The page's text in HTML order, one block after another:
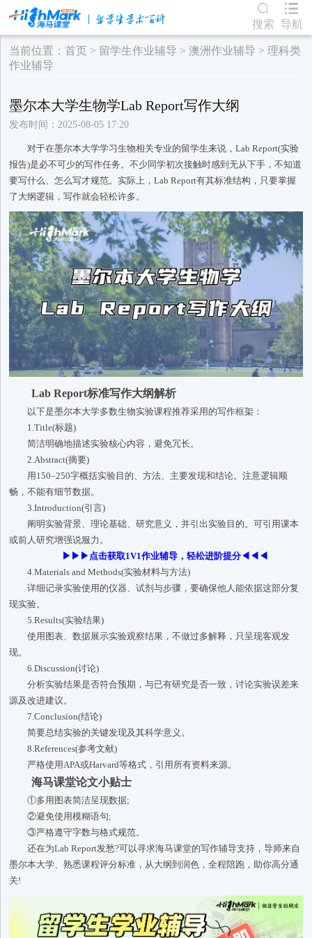
搜索 导航
当前位置：首页 > 留学生作业辅导 >澳洲作业辅导 >理科类
作业辅导
墨尔本大学生物学Lab Report写作大纲
发布时间：2025-08-05 17:20
对于在墨尔本大学学习生物相关专业的留学生来说，Lab Report(实验
报告)是必不可少的写作任务。不少同学初次接触时感到无从下手，不知道
要写什么、怎么写才规范。实际上，Lab Report有其标准结构，只要掌握
了大纲逻辑，写作就会轻松许多。
Lab Report标准写作大纲解析
以下是墨尔本大学多数生物实验课程推荐采用的写作框架：
1.Title(标题)
简洁明确地描述实验核心内容，避免冗长。
2.Abstract(摘要)
用150–250字概括实验目的、方法、主要发现和结论。注意逻辑顺
畅，不能有细节数据。
3.Introduction(引言)
阐明实验背景、理论基础、研究意义，并引出实验目的。可引用课本
或前人研究增强说服力。
▶▶▶点击获取1V1作业辅导，轻松进阶提分◀◀◀
4.Materials and Methods(实验材料与方法)
详细记录实验使用的仪器、试剂与步骤，要确保他人能依据这部分复
现实验。
5.Results(实验结果)
使用图表、数据展示实验观察结果，不做过多解释，只呈现客观发
现。
6.Discussion(讨论)
分析实验结果是否符合预期，与已有研究是否一致，讨论实验误差来
源及改进建议。
7.Conclusion(结论)
简要总结实验的关键发现及其科学意义。
8.References(参考文献)
严格使用APA或Harvard等格式，引用所有资料来源。
海马课堂论文小贴士
①多用图表简洁呈现数据;
②避免使用模糊语句;
③严格遵守字数与格式规范。
还在为Lab Report发愁?可以寻求海马课堂的写作辅导支持，导师来自
墨尔本大学、熟悉课程评分标准，从大纲到润色，全程陪跑，助你高分通
关!